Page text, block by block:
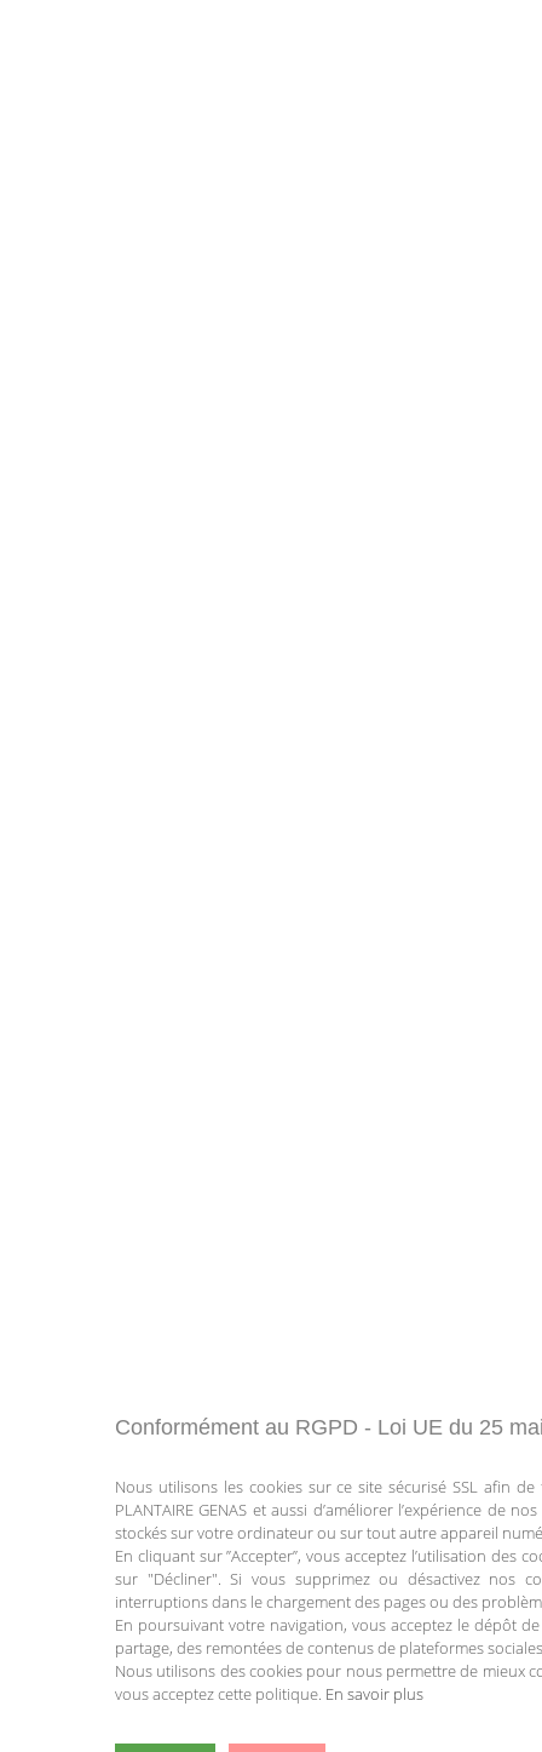
Conformément au RGPD - Loi UE du 25
Nous utilisons les cookies sur ce site sécurisé SSL afin
PLANTAIRE GENAS et aussi d’améliorer l’expérience de
stockés sur votre ordinateur ou sur tout autre appareil
En cliquant sur ”Accepter”, vous acceptez l’utilisation
sur "Décliner". Si vous supprimez ou désactivez nos
interruptions dans le chargement des pages ou des
En poursuivant votre navigation, vous acceptez le dépôt
partage, des remontées de contenus de plateformes
Nous utilisons des cookies pour nous permettre de mieux
vous acceptez cette politique. En savoir plus